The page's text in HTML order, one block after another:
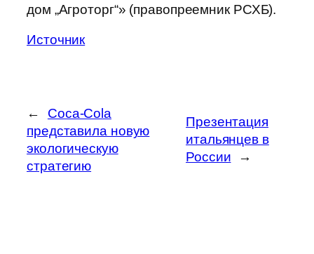
дом „Агроторг“» (правопреемник РСХБ).
Источник
←
Coca-Cola
представила новую
экологическую
стратегию
Презентация
итальянцев в
России
→